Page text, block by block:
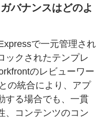
バナンスはどのよ
で一元管理され
ックされたテンプレ
のレビューワー
の統合により、アプ
する場合でも、一貫
、コンテンツのコン